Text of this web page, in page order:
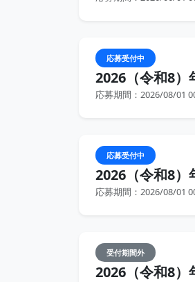
応募受付中
2026（令和8）
応募期間：2026/08/01
応募受付中
2026（令和8）
応募期間：2026/08/01
受付期間外
2026（令和8）